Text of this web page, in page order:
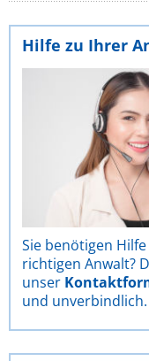
Hilfe zu Ihrer
Sie benötigen
richtigen Anwalt?
unser
und unverbindlich.